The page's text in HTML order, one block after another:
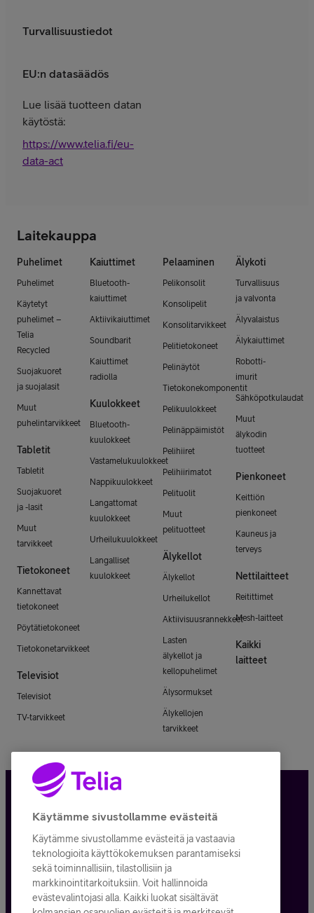
Turvallisuustiedot
EU:n datasäädös
Lue lisää tuotteen datan
käytöstä:
https://www.telia.fi/eu-
data-act
Laitekauppa
Puhelimet
Puhelimet
Käytetyt
puhelimet –
Telia
Recycled
Suojakuoret
ja suojalasit
Muut
puhelintarvikkeet
Tabletit
Tabletit
Suojakuoret
ja -lasit
Muut
tarvikkeet
Tietokoneet
Kannettavat
tietokoneet
Pöytätietokoneet
Tietokonetarvikkeet
Televisiot
Televisiot
TV-tarvikkeet
Kaiuttimet
Bluetooth-
kaiuttimet
Aktiivikaiuttimet
Soundbarit
Kaiuttimet
radiolla
Kuulokkeet
Bluetooth-
kuulokkeet
Vastamelukuulokkeet
Nappikuulokkeet
Langattomat
kuulokkeet
Urheilukuulokkeet
Langalliset
kuulokkeet
Pelaaminen
Pelikonsolit
Konsolipelit
Konsolitarvikkeet
Pelitietokoneet
Pelinäytöt
Tietokonekomponentit
Pelikuulokkeet
Pelinäppäimistöt
Pelihiiret
Pelihiirimatot
Pelituolit
Muut
pelituotteet
Älykellot
Älykellot
Urheilukellot
Aktiivisuusrannekkeet
Lasten
älykellot ja
kellopuhelimet
Älysormukset
Älykellojen
tarvikkeet
Älykoti
Turvallisuus
ja valvonta
Älyvalaistus
Älykaiuttimet
Robotti-
imurit
Sähköpotkulaudat
Muut
älykodin
tuotteet
Pienkoneet
Keittiön
pienkoneet
Kauneus ja
terveys
Nettilaitteet
Reitittimet
Mesh-laitteet
Kaikki
laitteet
Tietosuoja ja -turva
Tilauksen peruuttaminen
Käyttöehdot
Evästeiden käyttö
Käytämme sivustollamme evästeitä
Käytämme sivustollamme evästeitä ja vastaavia
teknologioita käyttökokemuksen parantamiseksi
sekä toiminnallisiin, tilastollisiin ja
markkinointitarkoituksiin. Voit hallinnoida
evästevalintojasi alla. Kaikki luokat sisältävät